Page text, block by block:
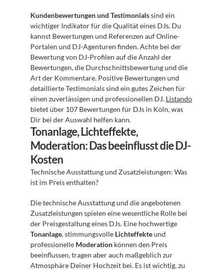
Kundenbewertungen und Testimonials sind ein
wichtiger Indikator für die Qualität eines DJs. Du
kannst Bewertungen und Referenzen auf Online-
Portalen und DJ-Agenturen finden. Achte bei der
Bewertung von DJ-Profilen auf die Anzahl der
Bewertungen, die Durchschnittsbewertung und die
Art der Kommentare. Positive Bewertungen und
detaillierte Testimonials sind ein gutes Zeichen für
einen zuverlässigen und professionellen DJ. Listando
bietet über 107 Bewertungen für DJs in Köln, was
Dir bei der Auswahl helfen kann.
Tonanlage, Lichteffekte,
Moderation: Das beeinflusst die DJ-
Kosten
Technische Ausstattung und Zusatzleistungen: Was
ist im Preis enthalten?
Die technische Ausstattung und die angebotenen
Zusatzleistungen spielen eine wesentliche Rolle bei
Tonanlage, stimmungsvolle Lichteffekte und
professionelle Moderation können den Preis
beeinflussen, tragen aber auch maßgeblich zur
Atmosphäre Deiner Hochzeit bei. Es ist wichtig, zu